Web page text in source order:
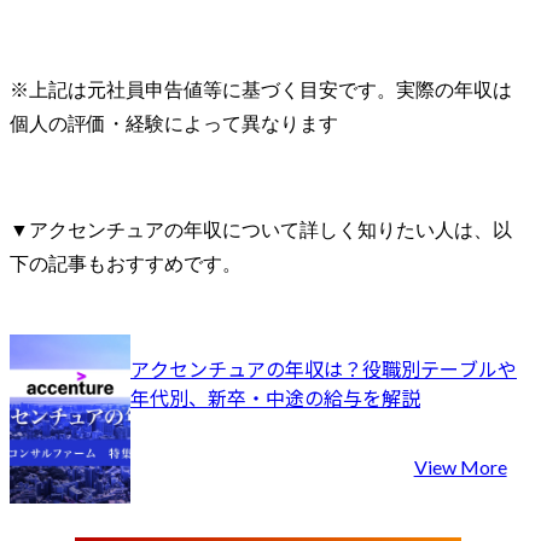
※上記は元社員申告値等に基づく目安です。実際の年収は
個人の評価・経験によって異なります
▼アクセンチュアの年収について詳しく知りたい人は、以
下の記事もおすすめです。
アクセンチュアの年収は？役職別テーブルや
年代別、新卒・中途の給与を解説
View More